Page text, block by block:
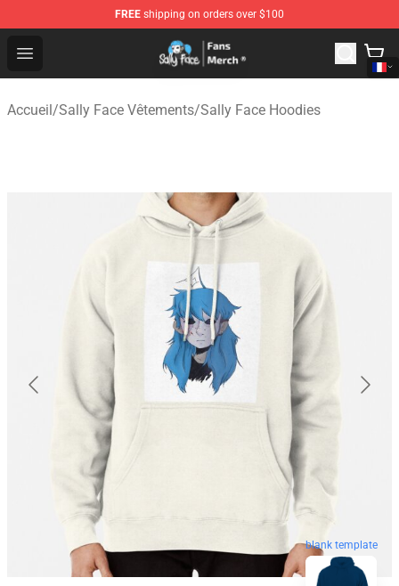
FREE shipping on orders over $100
Open menu
Sally Face Store - Official Sally Face Merchandise Shop
Accueil/Sally Face Vêtements/Sally Face Hoodies
blank template